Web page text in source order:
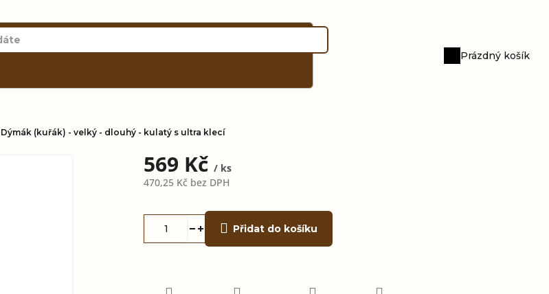
Nákupní
Prázdný košík
Dýmák (kuřák) - velký - dlouhý - kulatý s ultra klecí
569 Kč/ ks
470,25 Kč bez DPH
Přidat do košíku